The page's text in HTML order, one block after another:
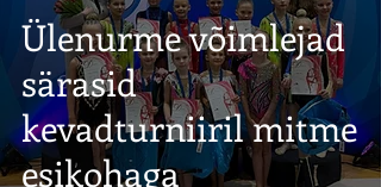
Ülenurme võimlejad
särasid
kevadturniiril mitme
esikohaga